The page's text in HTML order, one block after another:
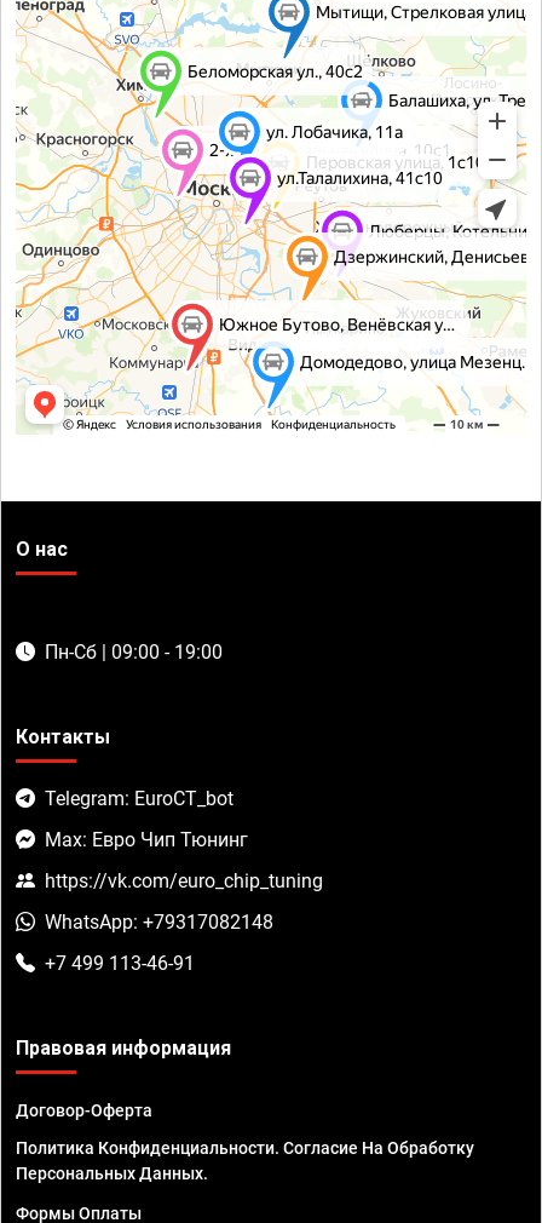
О нас
Пн-Сб | 09:00 - 19:00
Контакты
Telegram: EuroCT_bot
Max: Евро Чип Тюнинг
https://vk.com/euro_chip_tuning
WhatsApp: +79317082148
+7 499 113-46-91
Правовая информация
Договор-Оферта
Политика Конфиденциальности. Согласие На Обработку
Персональных Данных.
Формы Оплаты